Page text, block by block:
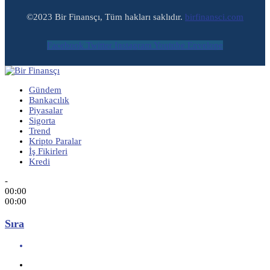
©2023 Bir Finansçı, Tüm hakları saklıdır. birfinansci.com
Facebook Twitter Instagram Youtube Envelope
Gündem
Bankacılık
Piyasalar
Sigorta
Trend
Kripto Paralar
İş Fikirleri
Kredi
-
00:00
00:00
Sıra